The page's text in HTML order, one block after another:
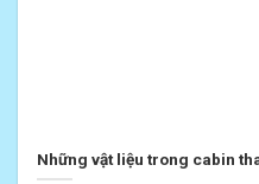
Những vật liệu trong cabin